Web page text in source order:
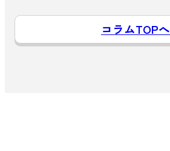
コラムTOPへ